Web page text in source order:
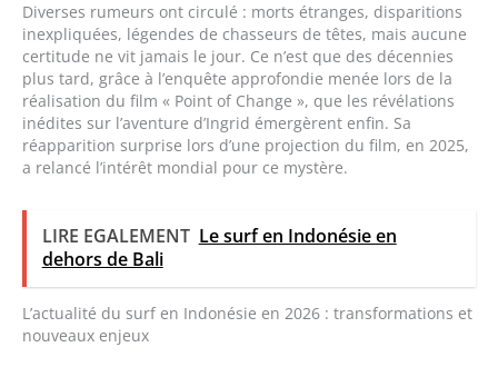
Diverses rumeurs ont circulé : morts étranges, disparitions
inexpliquées, légendes de chasseurs de têtes, mais aucune
certitude ne vit jamais le jour. Ce n’est que des décennies
plus tard, grâce à l’enquête approfondie menée lors de la
réalisation du film « Point of Change », que les révélations
inédites sur l’aventure d’Ingrid émergèrent enfin. Sa
réapparition surprise lors d’une projection du film, en 2025,
a relancé l’intérêt mondial pour ce mystère.
LIRE EGALEMENT Le surf en Indonésie en
dehors de Bali
L’actualité du surf en Indonésie en 2026 : transformations et
nouveaux enjeux